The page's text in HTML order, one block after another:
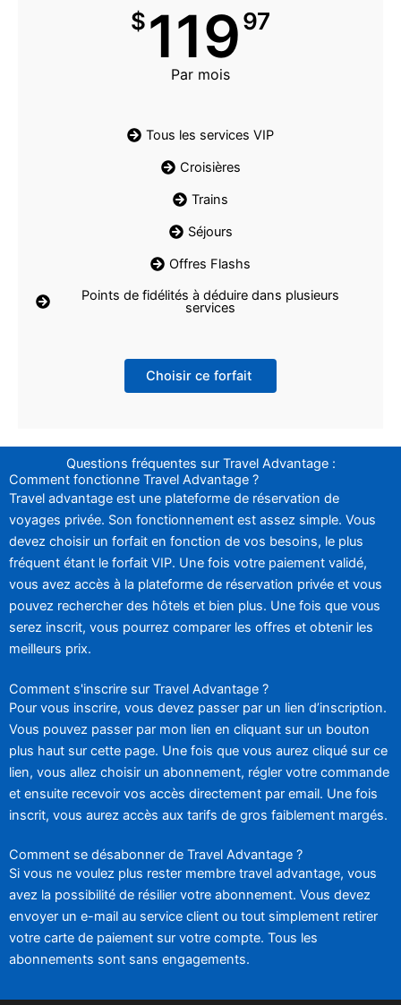
$11997
Par mois
Tous les services VIP
Croisières
Trains
Séjours
Offres Flashs
Points de fidélités à déduire dans plusieurs
services
Choisir ce forfait
Questions fréquentes sur Travel Advantage :
Comment fonctionne Travel Advantage ?
Travel advantage est une plateforme de réservation de
voyages privée. Son fonctionnement est assez simple. Vous
devez choisir un forfait en fonction de vos besoins, le plus
fréquent étant le forfait VIP. Une fois votre paiement validé,
vous avez accès à la plateforme de réservation privée et vous
pouvez rechercher des hôtels et bien plus. Une fois que vous
serez inscrit, vous pourrez comparer les offres et obtenir les
meilleurs prix.
Comment s'inscrire sur Travel Advantage ?
Pour vous inscrire, vous devez passer par un lien d’inscription.
Vous pouvez passer par mon lien en cliquant sur un bouton
plus haut sur cette page. Une fois que vous aurez cliqué sur ce
lien, vous allez choisir un abonnement, régler votre commande
et ensuite recevoir vos accès directement par email. Une fois
inscrit, vous aurez accès aux tarifs de gros faiblement margés.
Comment se désabonner de Travel Advantage ?
Si vous ne voulez plus rester membre travel advantage, vous
avez la possibilité de résilier votre abonnement. Vous devez
envoyer un e-mail au service client ou tout simplement retirer
votre carte de paiement sur votre compte. Tous les
abonnements sont sans engagements.